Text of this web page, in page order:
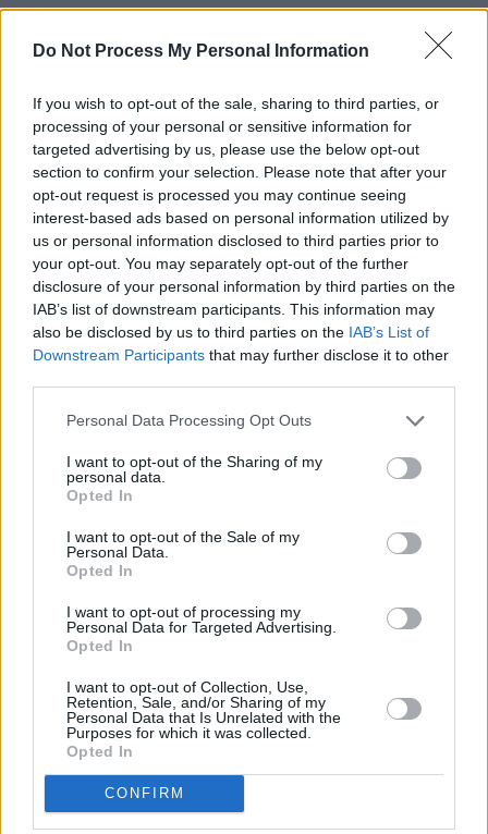
Do Not Process My Personal Information
If you wish to opt-out of the sale, sharing to third parties, or
processing of your personal or sensitive information for
targeted advertising by us, please use the below opt-out
section to confirm your selection. Please note that after your
opt-out request is processed you may continue seeing
interest-based ads based on personal information utilized by
us or personal information disclosed to third parties prior to
your opt-out. You may separately opt-out of the further
disclosure of your personal information by third parties on the
IAB’s list of downstream participants. This information may
also be disclosed by us to third parties on the IAB’s List of
Downstream Participants that may further disclose it to other
Personal Data Processing Opt Outs
I want to opt-out of the Sharing of my
personal data.
Opted In
I want to opt-out of the Sale of my
Personal Data.
Opted In
I want to opt-out of processing my
Personal Data for Targeted Advertising.
Opted In
I want to opt-out of Collection, Use,
Retention, Sale, and/or Sharing of my
Personal Data that Is Unrelated with the
Purposes for which it was collected.
Opted In
CONFIRM
Alle Sender
The Middle (The Middle)
Die Heck-Männer(Thanksgiving ll) ( 2010)
Folge 9 Staffel: 2
Details